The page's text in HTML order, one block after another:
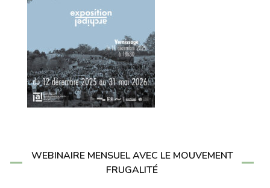
WEBINAIRE MENSUEL AVEC LE MOUVEMENT
FRUGALITÉ